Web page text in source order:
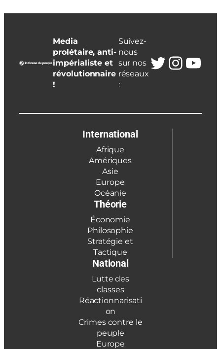
Media
prolétaire, anti-
impérialiste et
révolutionnaire
!
Suivez-
nous
sur nos
réseaux
:
Twitter
International
Afrique
Amériques
Asie
Europe
Océanie
Théorie
Économie
Philosophie
Stratégie et
Tactique
National
Lutte des
classes
Réactionnarisati
on
Crimes contre le
peuple
Europe